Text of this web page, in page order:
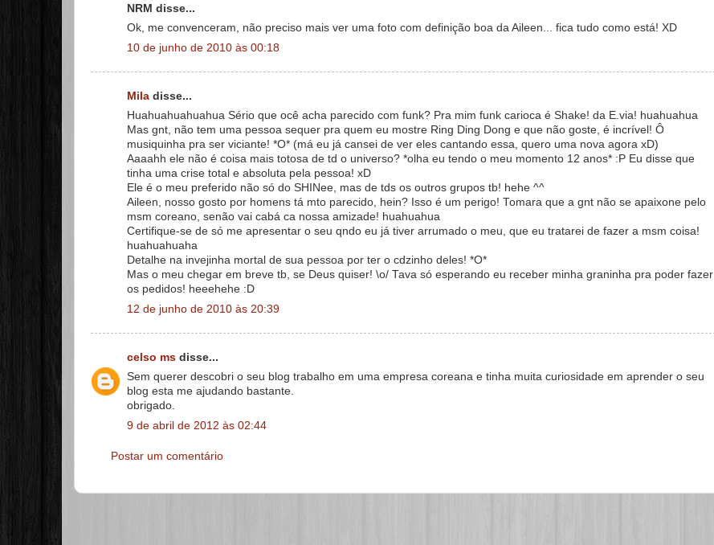
NRM disse...
Ok, me convenceram, não preciso mais ver uma foto com definição boa da Aileen... fica tudo como está! XD
10 de junho de 2010 às 00:18
Mila disse...
Huahuahuahuahua Sério que ocê acha parecido com funk? Pra mim funk carioca é Shake! da E.via! huahuahua
Mas gnt, não tem uma pessoa sequer pra quem eu mostre Ring Ding Dong e que não goste, é incrível! Ô
musiquinha pra ser viciante! *O* (má eu já cansei de ver eles cantando essa, quero uma nova agora xD)
Aaaahh ele não é coisa mais totosa de td o universo? *olha eu tendo o meu momento 12 anos* :P Eu disse que
tinha uma crise total e absoluta pela pessoa! xD
Ele é o meu preferido não só do SHINee, mas de tds os outros grupos tb! hehe ^^
Aileen, nosso gosto por homens tá mto parecido, hein? Isso é um perigo! Tomara que a gnt não se apaixone pelo
msm coreano, senão vai cabá ca nossa amizade! huahuahua
Certifique-se de só me apresentar o seu qndo eu já tiver arrumado o meu, que eu tratarei de fazer a msm coisa!
huahuahuaha
Detalhe na invejinha mortal de sua pessoa por ter o cdzinho deles! *O*
Mas o meu chegar em breve tb, se Deus quiser! \o/ Tava só esperando eu receber minha graninha pra poder fazer
os pedidos! heeehehe :D
12 de junho de 2010 às 20:39
celso ms disse...
Sem querer descobri o seu blog trabalho em uma empresa coreana e tinha muita curiosidade em aprender o seu
blog esta me ajudando bastante.
obrigado.
9 de abril de 2012 às 02:44
Postar um comentário